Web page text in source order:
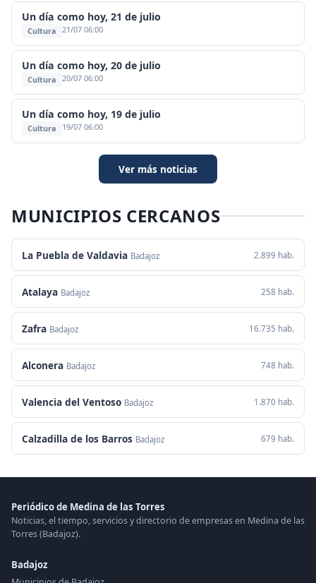
Un día como hoy, 21 de julio
Cultura 21/07 06:00
Un día como hoy, 20 de julio
Cultura 20/07 06:00
Un día como hoy, 19 de julio
Cultura 19/07 06:00
Ver más noticias
MUNICIPIOS CERCANOS
La Puebla de Valdavia Badajoz 2.899 hab.
Atalaya Badajoz 258 hab.
Zafra Badajoz 16.735 hab.
Alconera Badajoz 748 hab.
Valencia del Ventoso Badajoz 1.870 hab.
Calzadilla de los Barros Badajoz 679 hab.
Periódico de Medina de las Torres
Noticias, el tiempo, servicios y directorio de empresas en Medina de las
Torres (Badajoz).
Badajoz